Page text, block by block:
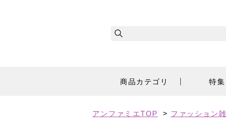
商品カテゴリ 特集
アンファミエTOP > ファッション